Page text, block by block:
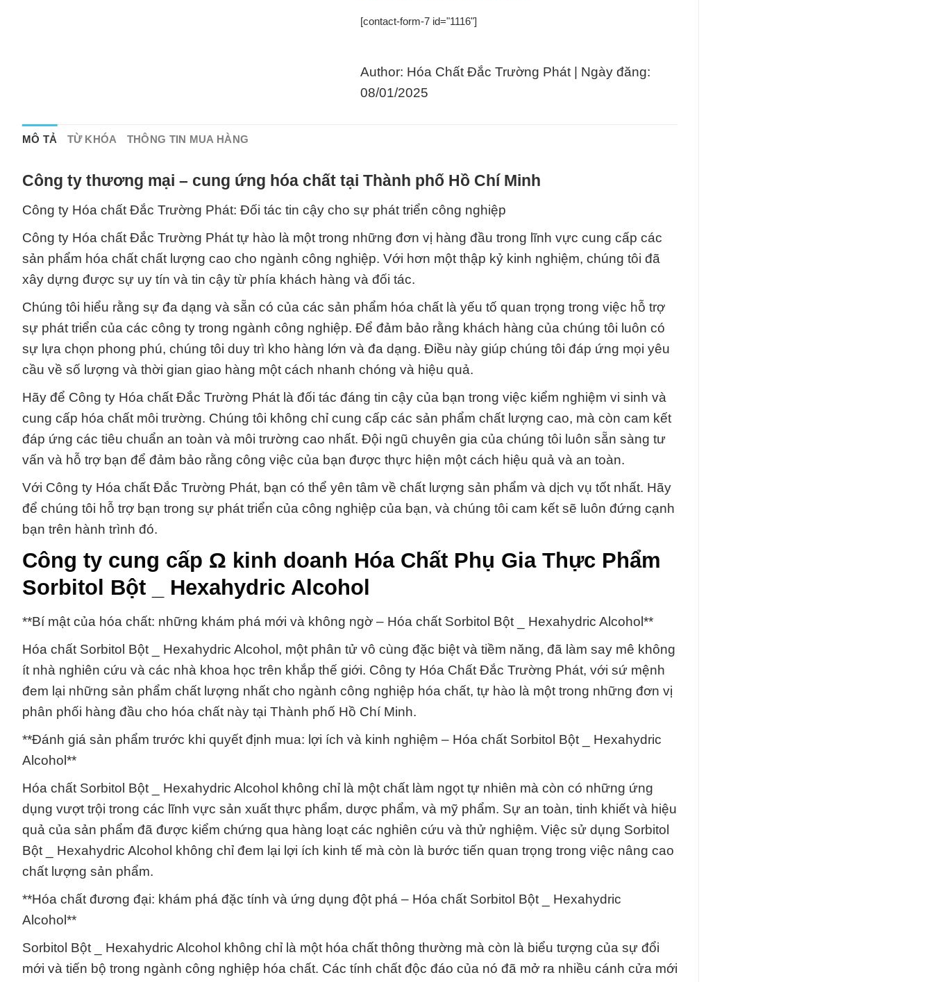
[contact-form-7 id="1116"]
Author: Hóa Chất Đắc Trường Phát | Ngày đăng:
08/01/2025
MÔ TẢ TỪ KHÓA THÔNG TIN MUA HÀNG
Công ty thương mại – cung ứng hóa chất tại Thành phố Hồ Chí Minh
Công ty Hóa chất Đắc Trường Phát: Đối tác tin cậy cho sự phát triển công nghiệp
Công ty Hóa chất Đắc Trường Phát tự hào là một trong những đơn vị hàng đầu trong lĩnh vực cung cấp các
sản phẩm hóa chất chất lượng cao cho ngành công nghiệp. Với hơn một thập kỷ kinh nghiệm, chúng tôi đã
xây dựng được sự uy tín và tin cậy từ phía khách hàng và đối tác.
Chúng tôi hiểu rằng sự đa dạng và sẵn có của các sản phẩm hóa chất là yếu tố quan trọng trong việc hỗ trợ
sự phát triển của các công ty trong ngành công nghiệp. Để đảm bảo rằng khách hàng của chúng tôi luôn có
sự lựa chọn phong phú, chúng tôi duy trì kho hàng lớn và đa dạng. Điều này giúp chúng tôi đáp ứng mọi yêu
cầu về số lượng và thời gian giao hàng một cách nhanh chóng và hiệu quả.
Hãy để Công ty Hóa chất Đắc Trường Phát là đối tác đáng tin cậy của bạn trong việc kiểm nghiệm vi sinh và
cung cấp hóa chất môi trường. Chúng tôi không chỉ cung cấp các sản phẩm chất lượng cao, mà còn cam kết
đáp ứng các tiêu chuẩn an toàn và môi trường cao nhất. Đội ngũ chuyên gia của chúng tôi luôn sẵn sàng tư
vấn và hỗ trợ bạn để đảm bảo rằng công việc của bạn được thực hiện một cách hiệu quả và an toàn.
Với Công ty Hóa chất Đắc Trường Phát, bạn có thể yên tâm về chất lượng sản phẩm và dịch vụ tốt nhất. Hãy
để chúng tôi hỗ trợ bạn trong sự phát triển của công nghiệp của bạn, và chúng tôi cam kết sẽ luôn đứng cạnh
bạn trên hành trình đó.
Công ty cung cấp Ω kinh doanh Hóa Chất Phụ Gia Thực Phẩm
Sorbitol Bột _ Hexahydric Alcohol
**Bí mật của hóa chất: những khám phá mới và không ngờ – Hóa chất Sorbitol Bột _ Hexahydric Alcohol**
Hóa chất Sorbitol Bột _ Hexahydric Alcohol, một phân tử vô cùng đặc biệt và tiềm năng, đã làm say mê không
ít nhà nghiên cứu và các nhà khoa học trên khắp thế giới. Công ty Hóa Chất Đắc Trường Phát, với sứ mệnh
đem lại những sản phẩm chất lượng nhất cho ngành công nghiệp hóa chất, tự hào là một trong những đơn vị
phân phối hàng đầu cho hóa chất này tại Thành phố Hồ Chí Minh.
**Đánh giá sản phẩm trước khi quyết định mua: lợi ích và kinh nghiệm – Hóa chất Sorbitol Bột _ Hexahydric
Alcohol**
Hóa chất Sorbitol Bột _ Hexahydric Alcohol không chỉ là một chất làm ngọt tự nhiên mà còn có những ứng
dụng vượt trội trong các lĩnh vực sản xuất thực phẩm, dược phẩm, và mỹ phẩm. Sự an toàn, tinh khiết và hiệu
quả của sản phẩm đã được kiểm chứng qua hàng loạt các nghiên cứu và thử nghiệm. Việc sử dụng Sorbitol
Bột _ Hexahydric Alcohol không chỉ đem lại lợi ích kinh tế mà còn là bước tiến quan trọng trong việc nâng cao
chất lượng sản phẩm.
**Hóa chất đương đại: khám phá đặc tính và ứng dụng đột phá – Hóa chất Sorbitol Bột _ Hexahydric
Alcohol**
Sorbitol Bột _ Hexahydric Alcohol không chỉ là một hóa chất thông thường mà còn là biểu tượng của sự đổi
mới và tiến bộ trong ngành công nghiệp hóa chất. Các tính chất độc đáo của nó đã mở ra nhiều cánh cửa mới